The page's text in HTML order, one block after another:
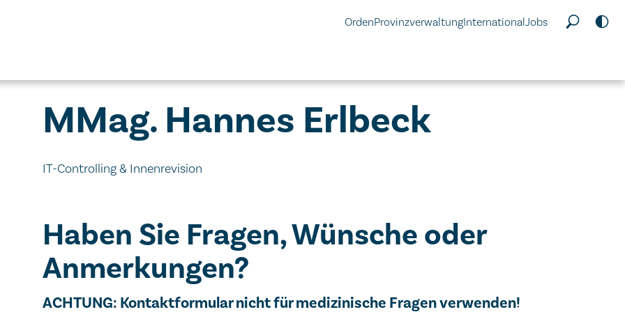
OrdenProvinzverwaltungInternationalJobs
MMag. Hannes Erlbeck
IT-Controlling & Innenrevision
Haben Sie Fragen, Wünsche oder
Anmerkungen?
Wichtiger Hinweis
ACHTUNG: Kontaktformular nicht für medizinische Fragen verwenden!